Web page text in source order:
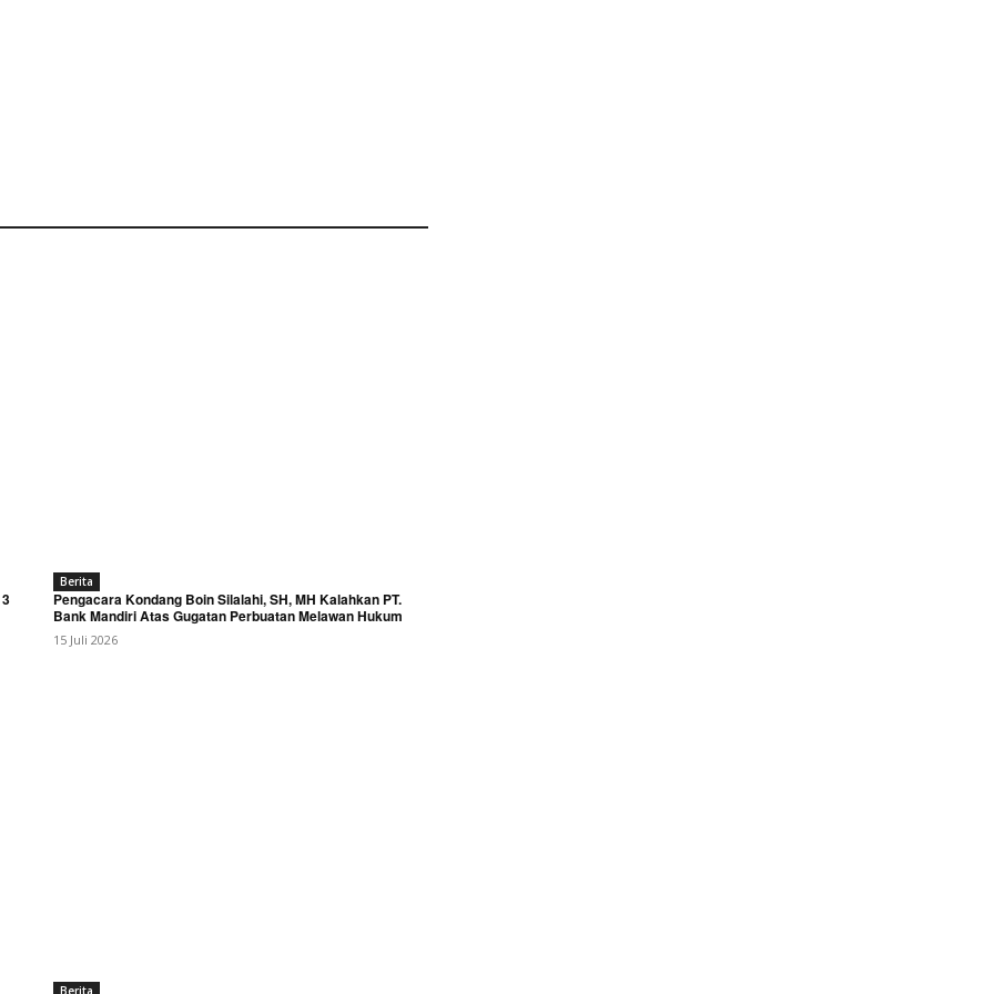
Berita
Pengacara Kondang Boin Silalahi, SH, MH Kalahkan PT.
Bank Mandiri Atas Gugatan Perbuatan Melawan Hukum
15 Juli 2026
Berita